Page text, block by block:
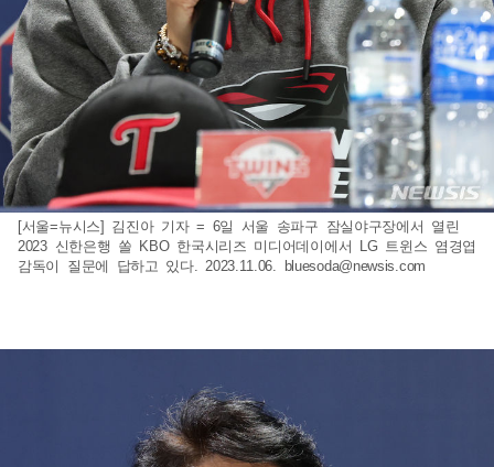
[서울=뉴시스] 김진아 기자 = 6일 서울 송파구 잠실야구장에서 열린
2023 신한은행 쏠 KBO 한국시리즈 미디어데이에서 LG 트윈스 염경엽
감독이 질문에 답하고 있다. 2023.11.06. bluesoda@newsis.com